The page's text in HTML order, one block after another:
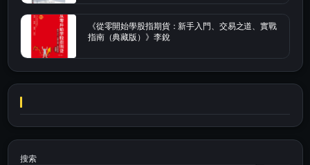
《從零開始學股指期貨：新手入門、交易之道、實戰
指南（典藏版）》李銳
搜索